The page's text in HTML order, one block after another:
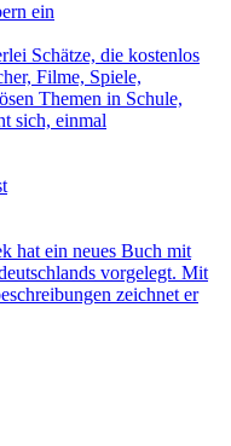
ein
Schätze, die kostenlos
Filme, Spiele,
Themen in Schule,
sich, einmal
hat ein neues Buch mit
vorgelegt. Mit
zeichnet er